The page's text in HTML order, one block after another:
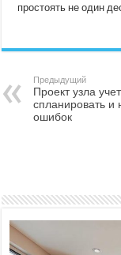
простоять не один
Предыдущий
Проект узла
спланировать и
ошибок